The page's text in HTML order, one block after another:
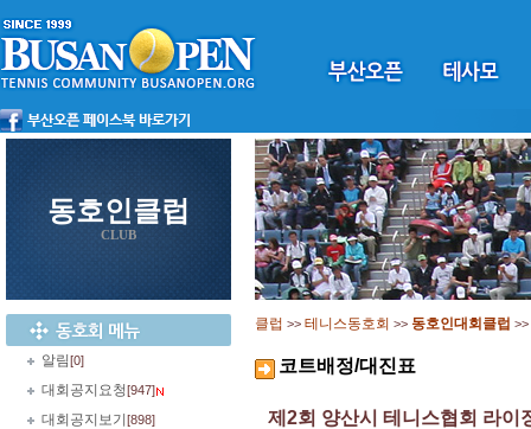
동호인클럽
CLUB
알림[0]
대회공지요청[947]
대회공지보기 [898]
클럽 >> 테니스동호회 >> 동호인대회클럽 >>
코트배정/대진표
제2회 양산시 테니스협회 라이